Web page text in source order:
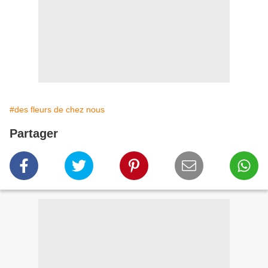
#des fleurs de chez nous
Partager